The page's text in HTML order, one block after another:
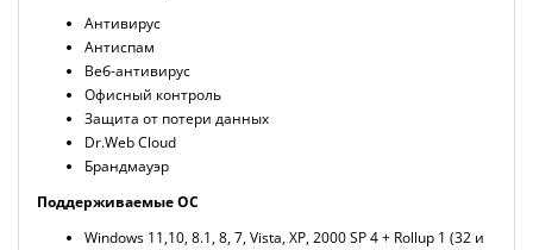
Антивирус
Антиспам
Веб-антивирус
Офисный контроль
Защита от потери данных
Dr.Web Cloud
Брандмауэр
Поддерживаемые ОС
Windows 11,10, 8.1, 8, 7, Vista, XP, 2000 SP 4 + Rollup 1 (32 и